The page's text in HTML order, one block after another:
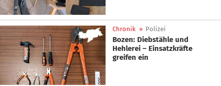
Chronik » Polizei
Bozen: Diebstähle und
Hehlerei – Einsatzkräfte
greifen ein